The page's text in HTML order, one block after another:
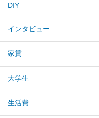
DIY
インタビュー
家賃
大学生
生活費